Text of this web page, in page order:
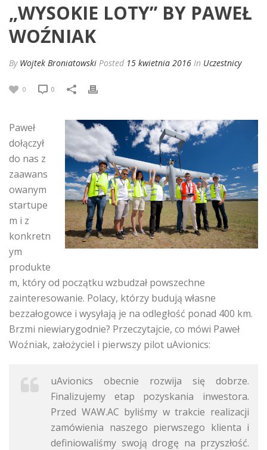
„WYSOKIE LOTY” BY PAWEŁ
WOŹNIAK
By Wojtek Broniatowski Posted 15 kwietnia 2016 In Uczestnicy
0 0
Paweł
dołączył
do nas z
zaawans
owanym
startupe
m i z
konkretn
ym
produkte
m, który od początku wzbudzał powszechne
zainteresowanie. Polacy, którzy budują własne
bezzałogowce i wysyłają je na odległość ponad 400 km.
Brzmi niewiarygodnie? Przeczytajcie, co mówi Paweł
Woźniak, założyciel i pierwszy pilot uAvionics:
uAvionics obecnie rozwija się dobrze.
Finalizujemy etap pozyskania inwestora.
Przed WAW.AC byliśmy w trakcie realizacji
zamówienia naszego pierwszego klienta i
definiowaliśmy swoją drogę na przyszłość.